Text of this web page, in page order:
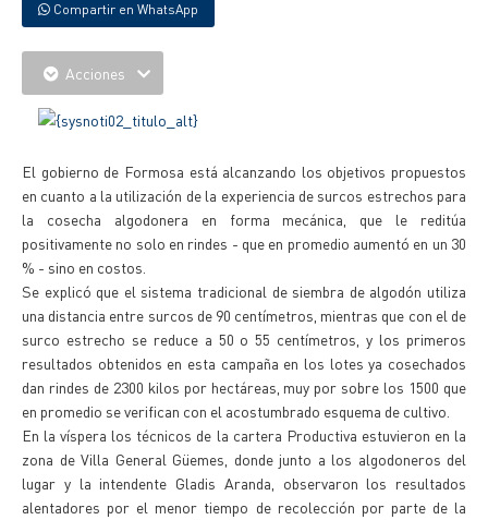
Compartir en WhatsApp
Acciones
El gobierno de Formosa está alcanzando los objetivos propuestos
en cuanto a la utilización de la experiencia de surcos estrechos para
la cosecha algodonera en forma mecánica, que le reditúa
positivamente no solo en rindes - que en promedio aumentó en un 30
% - sino en costos.
Se explicó que el sistema tradicional de siembra de algodón utiliza
una distancia entre surcos de 90 centímetros, mientras que con el de
surco estrecho se reduce a 50 o 55 centímetros, y los primeros
resultados obtenidos en esta campaña en los lotes ya cosechados
dan rindes de 2300 kilos por hectáreas, muy por sobre los 1500 que
en promedio se verifican con el acostumbrado esquema de cultivo.
En la víspera los técnicos de la cartera Productiva estuvieron en la
zona de Villa General Güemes, donde junto a los algodoneros del
lugar y la intendente Gladis Aranda, observaron los resultados
alentadores por el menor tiempo de recolección por parte de la